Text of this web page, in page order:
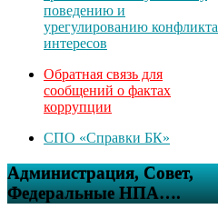
поведению и
урегулированию конфликта
интересов
Обратная связь для
сообщений о фактах
коррупции
СПО «Справки БК»
Администрация, Совет,
Федеральные НПА….